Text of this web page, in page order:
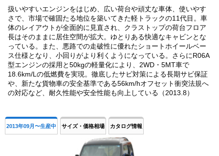
扱いやすいエンジンをはじめ、広い荷台や頑丈な車体、使いやす
さで、市場で確固たる地位を築いてきた軽トラックの11代目。車
体のレイアウトが全面的に見直され、クラストップの荷台フロア
長はそのままに居住空間が拡大。ゆとりある快適なキャビンとな
っている。また、悪路での走破性に優れたショートホイールベー
ス仕様となり、小回りがより利くようになっている。さらにR06A
型エンジンの採用と50kgの軽量化により、2WD・5MT車で
18.6km/Lの低燃費を実現。徹底したサビ対策による長期サビ保証
や、新たな貨物車の安全基準である56km/hオフセット衝突法規へ
の対応など、耐久性能や安全性能も向上している（2013.8）
2013年09月〜生産中 サイズ・価格相場 カタログ情報